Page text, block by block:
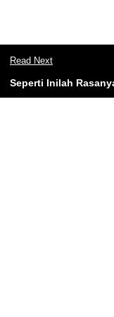
Read Next
Seperti Inilah